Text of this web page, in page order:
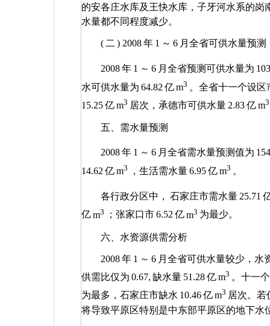
的安各庄水库及王快水库，子牙河水系的
水量都不同程度减少。
( 二 ) 2008年 1 ～ 6 月全省可供水量预测
2008年 1 ～ 6 月全省预测可供水量为
水可供水量为 64.82 亿m3 。全省十一个设
15.25亿m3 居次，承德市可供水量 2.83亿m3
五、需水量预测
2008年 1 ～ 6 月全省需水量预测值为
14.62 亿m3 ，生活需水量6.95亿m3 。
各行政分区中， 石家庄市需水量 25.71
亿m3 ；张家口市6.52亿m3 为最少。
六、水资源供需分析
2008年 1 ～ 6 月全省可供水量较少，水
供需比仅为 0.67, 缺水量 51.28亿m3 。十一
为最多，石家庄市缺水 10.46亿m3 居次。若
将导致平原区特别是中东部平原区的地下水